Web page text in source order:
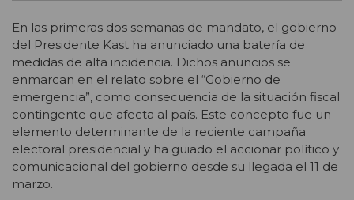
En las primeras dos semanas de mandato, el gobierno
del Presidente Kast ha anunciado una batería de
medidas de alta incidencia. Dichos anuncios se
enmarcan en el relato sobre el “Gobierno de
emergencia”, como consecuencia de la situación fiscal
contingente que afecta al país. Este concepto fue un
elemento determinante de la reciente campaña
electoral presidencial y ha guiado el accionar político y
comunicacional del gobierno desde su llegada el 11 de
marzo.